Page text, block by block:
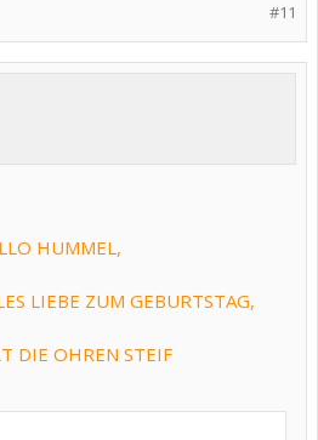
#11
HUMMEL,
LIEBE ZUM GEBURTSTAG,
DIE OHREN STEIF